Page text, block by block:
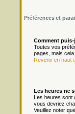
Préférences et
Comment puis-
Toutes vos
pages, mais
Revenir en haut
Les heures ne
Les heures sont
vous devriez
Veuillez noter